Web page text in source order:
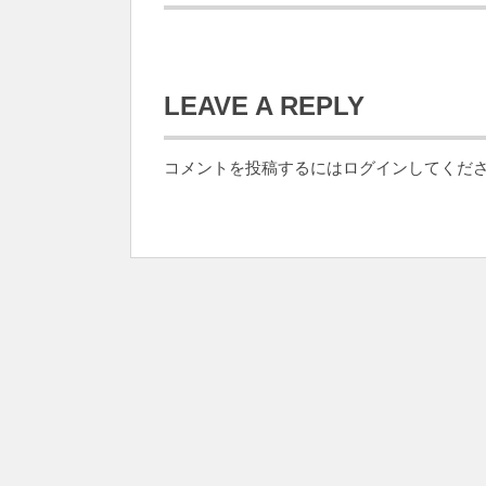
LEAVE A REPLY
コメントを投稿するにはログイン してくだ